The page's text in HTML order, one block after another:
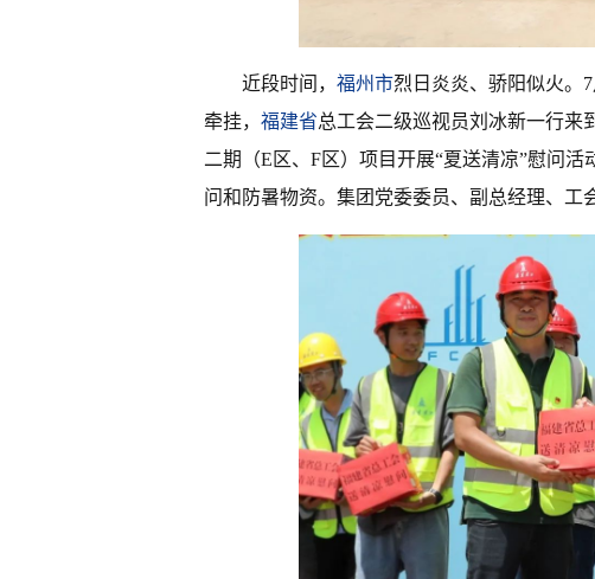
近段时间， 福州市烈日炎炎、骄阳似火。
牵挂， 福建省总工会二级巡视员刘冰新一行来
二期（E区、F区）项目开展“夏送清凉”慰问
问和防暑物资。集团党委委员、副总经理、工